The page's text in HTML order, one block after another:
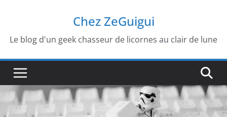
contenu
Chez ZeGuigui
Le blog d'un geek chasseur de licornes au clair de lune